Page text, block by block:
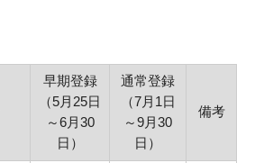
早期登録
（5月25日
～6月30
日）
通常登録
（7月1日
～9月30
日）
備考